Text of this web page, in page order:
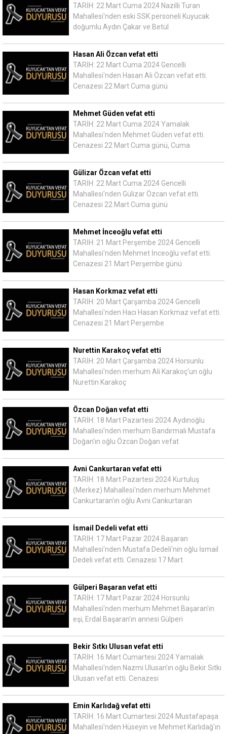
TARİH: 22 Mart Cuma 2024 Nazilli Turan
Mahallesi'nden eski SSK personeli Kuyucak
doğumlu Aydın Çakar ve Betül
Hasan Ali Özcan vefat etti
TARİH: 22 Mart Cuma 2024 Gencelli
Mahallesi'nden Hasan Ali Özcan vefat etti.
Cenazesi 22 Mart Cuma günü
Mehmet Güden vefat etti
TARİH: 22 Mart Cuma 2024 Yamalak
Mahallesi'nden Mehmet Güden vefat etti.
Cenazesi 22 Mart Cuma günü, Cuma
Gülizar Özcan vefat etti
TARİH: 22 Mart Cuma 2024 Gencelli
Mahallesi'nden Gülizar Özcan vefat etti.
Cenazesi 22 Mart Cuma günü
Mehmet İnceoğlu vefat etti
TARİH: 21 Mart Perşembe 2024 Gencelli
Mahallesi'nden Mehmet İnceoğlu vefat etti.
Cenazesi 21 Mart Perşembe günü
Hasan Korkmaz vefat etti
TARİH: 20 Mart Çarşamba 2024 Gencelli
Mahallesi'nden Hacı Hasan Korkmaz vefat etti.
Cenazesi 21 Mart Perşembe
Nurettin Karakoç vefat etti
TARİH: 20 Mart Çarşamba 2024 Horsunlu
Mahallesi'nden merhum Ali Karakoç'un oğlu
Nurettin Karakoç
Özcan Doğan vefat etti
TARİH: 18 Mart Pazartesi 2024 Aydınoğlu
Mahallesi'nden merhum Bandırmalı Mustafa
Doğan'ın oğlu Özcan Doğan vefat
Avni Cankurtaran vefat etti
TARİH: 18 Mart Pazartesi 2024 Kurtuluş
(Merkez) Mahallesi'nden merhum Mehmet
Cankurtaran'ın oğlu Avni Cankurtaran
İsmail Dedeli vefat etti
TARİH: 17 Mart Pazar 2024 Başaran
Mahallesi'nden Mustafa Dedeli'nin oğlu İsmail
Dedeli vefat etti. Cenazesi 17 Mart
Gülperi Başaran vefat etti
TARİH: 17 Mart Pazar 2024 Horsunlu
Mahallesi'nden merhum Mehmet Başaran'ın
eşi, Erdal Başaran'ın annesi Gülperi
Bekir Sıtkı Ulusan vefat etti
TARİH: 16 Mart Cumartesi 2024 Yamalak
Mahallesi'nden Nazmi Ulusan'ın oğlu Bekir Sıtkı
Ulusan vefat etti. Cenazesi
Emin Karlıdağ vefat etti
TARİH: 16 Mart Cumartesi 2024 Mustafapaşa
Mahallesi'nden Hüseyin ve Mehmet Karlıdağ'ın